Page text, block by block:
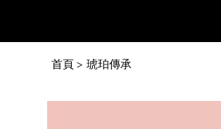
首頁 > 琥珀傳承